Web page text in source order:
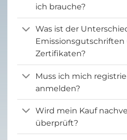
ich brauche?
Was ist der
Emissionsgutschriften
Zertifikaten?
Muss ich mich
anmelden?
Wird mein Kauf
überprüft?